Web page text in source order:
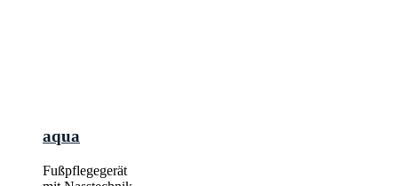
aqua
Fußpflegegerät